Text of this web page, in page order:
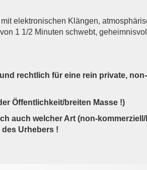
elektronischen Klängen,
1 1/2 Minuten schwebt,
rechtlich für eine rein private,
Öffentlichkeit/breiten Masse !)
auch welcher Art (non-
Urhebers !